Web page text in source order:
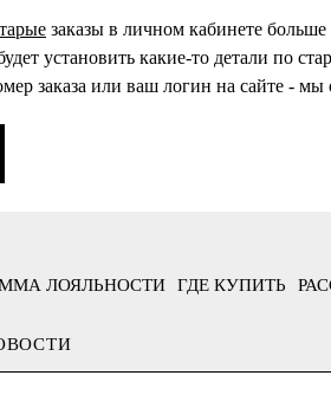
заказы в личном кабинете
установить какие-то детали по
заказа или ваш логин на сайте -
ЛОЯЛЬНОСТИ ГДЕ КУПИТЬ